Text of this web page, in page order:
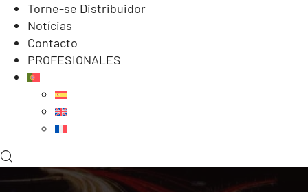
Torne-se Distribuidor
Notícias
Contacto
PROFESIONALES